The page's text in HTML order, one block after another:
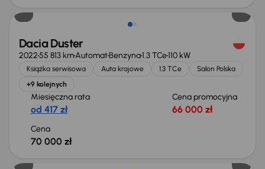
Dacia Duster
202255 813 kmAutomatBenzyna1.3 TCe110 kW
Książka serwisowa Auta krajowe 1.3 TCe
Salon Polska
+9 kolejnych
Miesięczna rata
od 417 zł
Cena promocyjna
66 000 zł
Cena
70 000 zł